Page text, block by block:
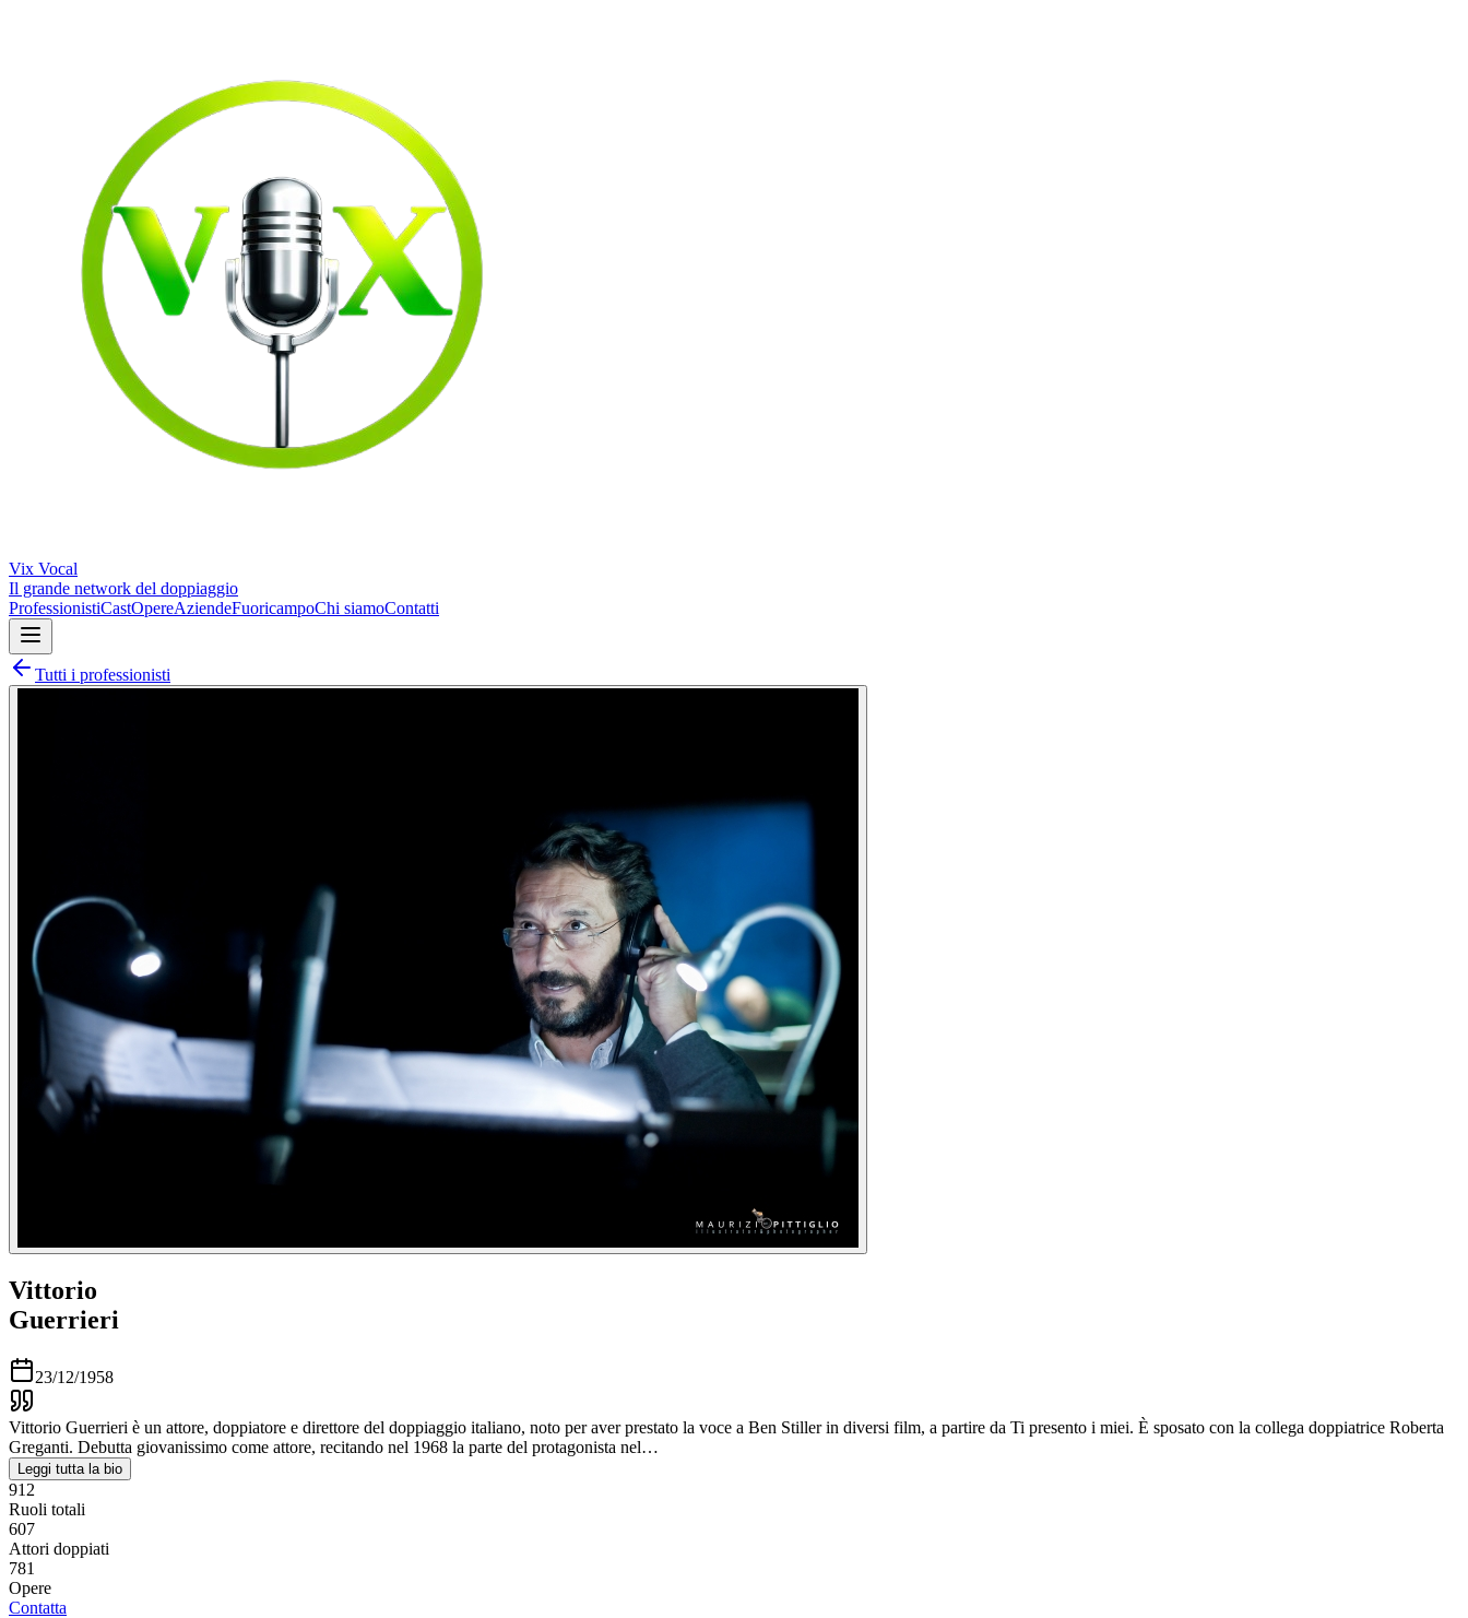
Vix Vocal
Il grande network del doppiaggio
ProfessionistiCastOpereAziendeFuoricampoChi siamoContatti
Tutti i professionisti
Vittorio
Guerrieri
23/12/1958
Vittorio Guerrieri è un attore, doppiatore e direttore del doppiaggio italiano, noto per aver prestato la voce a Ben Stiller in diversi film, a partire da Ti presento i miei. È sposato con la collega doppiatrice Roberta
Greganti. Debutta giovanissimo come attore, recitando nel 1968 la parte del protagonista nel…
Leggi tutta la bio
912
Ruoli totali
607
Attori doppiati
781
Opere
Contatta